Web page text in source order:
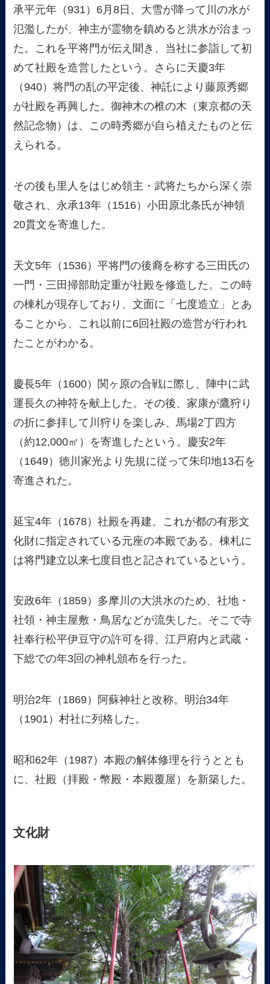
承平元年（931）6月8日、大雪が降って川の水が
氾濫したが、神主が霊物を鎮めると洪水が治まっ
た。これを平将門が伝え聞き、当社に参詣して初
めて社殿を造営したという。さらに天慶3年
（940）将門の乱の平定後、神託により藤原秀郷
が社殿を再興した。御神木の椎の木（東京都の天
然記念物）は、この時秀郷が自ら植えたものと伝
えられる。
その後も里人をはじめ領主・武将たちから深く崇
敬され、永承13年（1516）小田原北条氏が神領
20貫文を寄進した。
天文5年（1536）平将門の後裔を称する三田氏の
一門・三田掃部助定重が社殿を修造した。この時
の棟札が現存しており、文面に「七度造立」とあ
ることから、これ以前に6回社殿の造営が行われ
たことがわかる。
慶長5年（1600）関ヶ原の合戦に際し、陣中に武
運長久の神符を献上した。その後、家康が鷹狩り
の折に参拝して川狩りを楽しみ、馬場2丁四方
（約12,000㎡）を寄進したという。慶安2年
（1649）徳川家光より先規に従って朱印地13石を
寄進された。
延宝4年（1678）社殿を再建。これが都の有形文
化財に指定されている元座の本殿である。棟札に
は将門建立以来七度目也と記されているという。
安政6年（1859）多摩川の大洪水のため、社地・
社領・神主屋敷・鳥居などが流失した。そこで寺
社奉行松平伊豆守の許可を得、江戸府内と武蔵・
下総での年3回の神札頒布を行った。
明治2年（1869）阿蘇神社と改称。明治34年
（1901）村社に列格した。
昭和62年（1987）本殿の解体修理を行うととも
に、社殿（拝殿・幣殿・本殿覆屋）を新築した。
文化財